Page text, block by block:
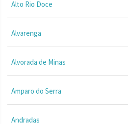
Alto Rio Doce
Alvarenga
Alvorada de Minas
Amparo do Serra
Andradas